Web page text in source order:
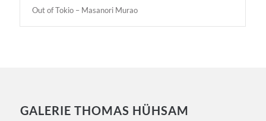
Out of Tokio – Masanori Murao
GALERIE THOMAS HÜHSAM